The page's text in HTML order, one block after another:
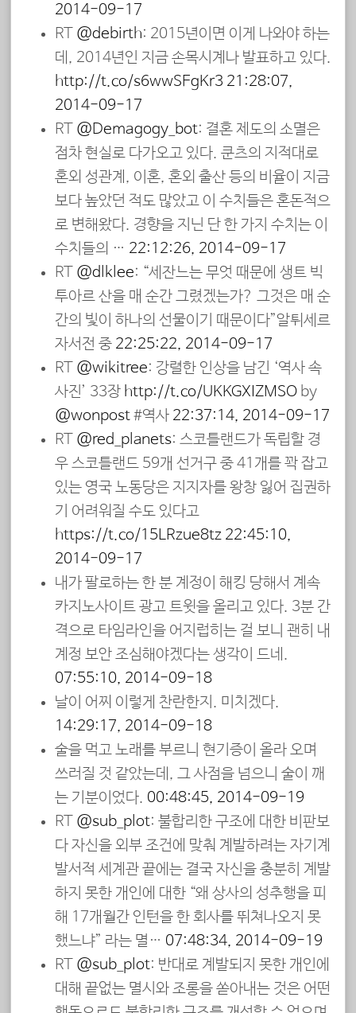
2014-09-17
RT @debirth: 2015년이면 이게 나와야 하는
데, 2014년인 지금 손목시계나 발표하고 있다.
http://t.co/s6wwSFgKr3 21:28:07,
2014-09-17
RT @Demagogy_bot: 결혼 제도의 소멸은
점차 현실로 다가오고 있다. 쿤츠의 지적대로
혼외 성관계, 이혼, 혼외 출산 등의 비율이 지금
보다 높았던 적도 많았고 이 수치들은 혼돈적으
로 변해왔다. 경향을 지닌 단 한 가지 수치는 이
수치들의 … 22:12:26, 2014-09-17
RT @dlklee: “세잔느는 무엇 때문에 생트 빅
투아르 산을 매 순간 그렸겠는가? 그것은 매 순
간의 빛이 하나의 선물이기 때문이다”알튀세르
자서전 중 22:25:22, 2014-09-17
RT @wikitree: 강렬한 인상을 남긴 ‘역사 속
사진’ 33장 http://t.co/UKKGXIZMSO by
@wonpost#역사 22:37:14, 2014-09-17
RT @red_planets: 스코틀랜드가 독립할 경
우 스코틀랜드 59개 선거구 중 41개를 꽉 잡고
있는 영국 노동당은 지지자를 왕창 잃어 집권하
기 어려워질 수도 있다고
https://t.co/15LRzue8tz 22:45:10,
2014-09-17
내가 팔로하는 한 분 계정이 해킹 당해서 계속
카지노사이트 광고 트윗을 올리고 있다. 3분 간
격으로 타임라인을 어지럽히는 걸 보니 괜히 내
계정 보안 조심해야겠다는 생각이 드네.
07:55:10, 2014-09-18
날이 어찌 이렇게 찬란한지. 미치겠다.
14:29:17, 2014-09-18
술을 먹고 노래를 부르니 현기증이 올라 오며
쓰러질 것 같았는데, 그 사점을 넘으니 술이 깨
는 기분이었다. 00:48:45, 2014-09-19
RT @sub_plot: 불합리한 구조에 대한 비판보
다 자신을 외부 조건에 맞춰 계발하려는 자기계
발서적 세계관 끝에는 결국 자신을 충분히 계발
하지 못한 개인에 대한 “왜 상사의 성추행을 피
해 17개월간 인턴을 한 회사를 뛰쳐나오지 못
했느냐” 라는 멸… 07:48:34, 2014-09-19
RT @sub_plot: 반대로 계발되지 못한 개인에
대해 끝없는 멸시와 조롱을 쏟아내는 것은 어떤